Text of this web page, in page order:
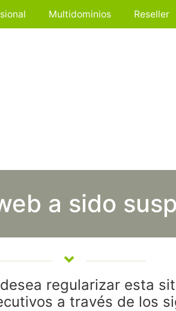
Multidominios Reseller
a sido
regularizar esta
a través de los